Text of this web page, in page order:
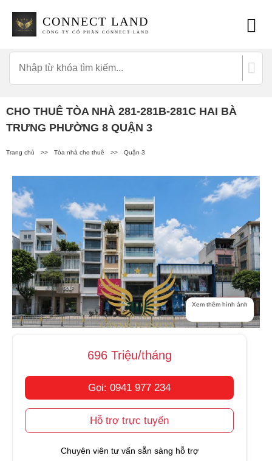
CONNECT LAND
CÔNG TY CỔ PHẦN CONNECT LAND
CHO THUÊ TÒA NHÀ 281-281B-281C HAI BÀ
TRƯNG PHƯỜNG 8 QUẬN 3
Trang chủ >> Tòa nhà cho thuê >> Quận 3
Xem thêm hình ảnh
696 Triệu/tháng
Gọi: 0941 977 234
Hỗ trợ trực tuyến
Chuyên viên tư vấn sẵn sàng hỗ trợ